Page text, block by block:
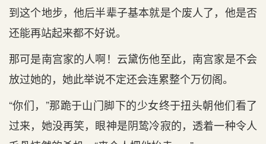
到这个地步，他后半辈子基本就是个废人了，他是否
还能再站起来都不好说。
那可是南宫家的人啊！云黛伤他至此，南宫家是不会
放过她的，她此举说不定还会连累整个万仞阁。
“你们，”那跪于山门脚下的少女终于扭头朝他们看了
过来，她没再笑，眼神是阴鸷冷寂的，透着一种令人